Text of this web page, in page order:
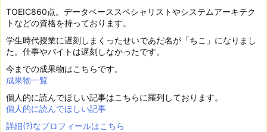
TOEIC860点。データベーススペシャリストやシステムアーキテク
トなどの資格を持っております。
学生時代授業に遅刻しまくったせいであだ名が「ちこ」になりまし
た。仕事やバイトは遅刻しなかったです。
今までの成果物はこちらです。
成果物一覧
個人的に読んでほしい記事はこちらに羅列しております。
個人的に読んでほしい記事
詳細(?)なプロフィールはこちら